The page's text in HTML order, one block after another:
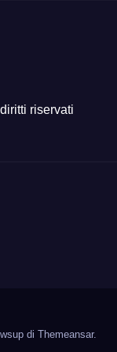
riservati
di Themeansar.